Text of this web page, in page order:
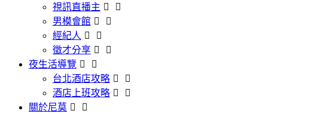
視訊直播主
男模會館
經紀人
徵才分享
夜生活導覽
台北酒店攻略
酒店上班攻略
關於尼莫